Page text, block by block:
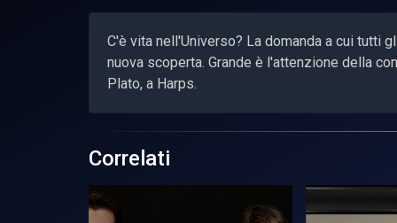
C'è vita nell'Universo? La domanda a cui tutti
nuova scoperta. Grande è l'attenzione della
Plato, a Harps.
Correlati